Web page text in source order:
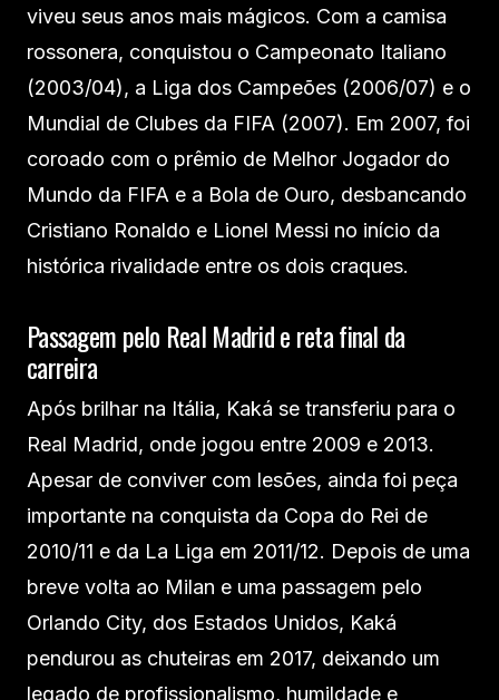
viveu seus anos mais mágicos. Com a camisa
rossonera, conquistou o Campeonato Italiano
(2003/04), a Liga dos Campeões (2006/07) e o
Mundial de Clubes da FIFA (2007). Em 2007, foi
coroado com o prêmio de Melhor Jogador do
Mundo da FIFA e a Bola de Ouro, desbancando
Cristiano Ronaldo e Lionel Messi no início da
histórica rivalidade entre os dois craques.
Passagem pelo Real Madrid e reta final da
carreira
Após brilhar na Itália, Kaká se transferiu para o
Real Madrid, onde jogou entre 2009 e 2013.
Apesar de conviver com lesões, ainda foi peça
importante na conquista da Copa do Rei de
2010/11 e da La Liga em 2011/12. Depois de uma
breve volta ao Milan e uma passagem pelo
Orlando City, dos Estados Unidos, Kaká
pendurou as chuteiras em 2017, deixando um
legado de profissionalismo, humildade e